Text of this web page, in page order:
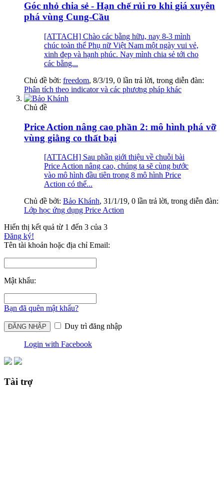
Góc nhỏ chia sẻ - Hạn chế rủi ro khi giá xuyên
phá vùng Cung-Cầu
[ATTACH] Chào các bằng hữu, nay 8-3 mình
chúc toàn thể Phụ nữ Việt Nam một ngày vui vẻ,
xinh đẹp và hạnh phúc. Nay mình chia sẻ tới cho
các bằng...
Chủ đề bởi: freedom, 8/3/19, 0 lần trả lời, trong diễn đàn:
Phân tích theo indicator và các phương pháp khác
Chủ đề
Price Action nâng cao phần 2: mô hình phá vỡ
vùng giằng co thất bại
[ATTACH] Sau phần giới thiệu về chuỗi bài
Price Action nâng cao, chúng ta sẽ cùng bước
vào mô hình đầu tiên trong 8 mô hình Price
Action có thể...
Chủ đề bởi: Bảo Khánh, 31/1/19, 0 lần trả lời, trong diễn đàn:
Lớp học ứng dụng Price Action
Hiển thị kết quả từ 1 đến 3 của 3
Đăng ký!
Tên tài khoản hoặc địa chỉ Email:
Mật khẩu:
Bạn đã quên mật khẩu?
Duy trì đăng nhập
Login with Facebook
Tài trợ